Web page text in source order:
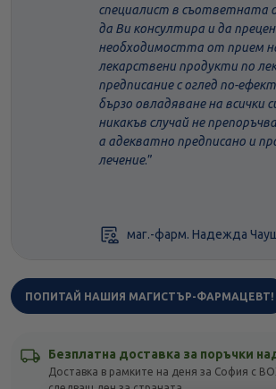
специалист в съответната
да Ви консултира и да
необходимостта от прием
лекарствени продукти по
предписание с оглед по-
бързо овладяване на всички
никакъв случай не
а адекватно предписано и
лечение.”
маг.-фарм. Надежда
ПОПИТАЙ НАШИЯ МАГИСТЪР-ФАРМАЦЕВТ!
Безплатна доставка за поръчки
Доставка в рамките на деня за София с